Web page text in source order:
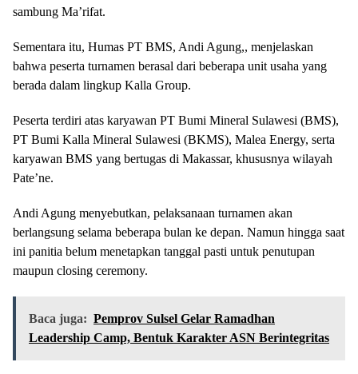
sambung Ma’rifat.
Sementara itu, Humas PT BMS, Andi Agung,, menjelaskan
bahwa peserta turnamen berasal dari beberapa unit usaha yang
berada dalam lingkup Kalla Group.
Peserta terdiri atas karyawan PT Bumi Mineral Sulawesi (BMS),
PT Bumi Kalla Mineral Sulawesi (BKMS), Malea Energy, serta
karyawan BMS yang bertugas di Makassar, khususnya wilayah
Pate’ne.
Andi Agung menyebutkan, pelaksanaan turnamen akan
berlangsung selama beberapa bulan ke depan. Namun hingga saat
ini panitia belum menetapkan tanggal pasti untuk penutupan
maupun closing ceremony.
Baca juga: Pemprov Sulsel Gelar Ramadhan
Leadership Camp, Bentuk Karakter ASN Berintegritas